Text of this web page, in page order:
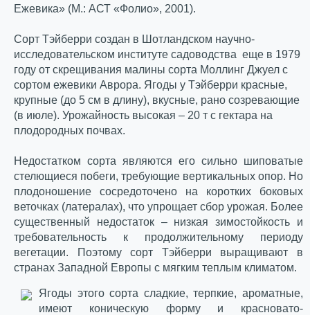
Ежевика» (М.: АСТ «Фолио», 2001).
Сорт Тэйберри создан в Шотландском научно-
исследовательском институте садоводства еще в 1979
году от скрещивания малины сорта Моллинг Джуел с
сортом ежевики Аврора. Ягоды у Тэйберри красные,
крупные (до 5 см в длину), вкусные, рано созревающие
(в июле). Урожайность высокая – 20 т с гектара на
плодородных почвах.
Недостатком сорта являются его сильно шиповатые
стелющиеся побеги, требующие вертикальных опор. Но
плодоношение сосредоточено на коротких боковых
веточках (латералах), что упрощает сбор урожая. Более
существенный недостаток – низкая зимостойкость и
требовательность к продолжительному периоду
вегетации. Поэтому сорт Тэйберри выращивают в
странах Западной Европы с мягким теплым климатом.
Ягоды этого сорта сладкие, терпкие, ароматные,
имеют коническую форму и красновато-